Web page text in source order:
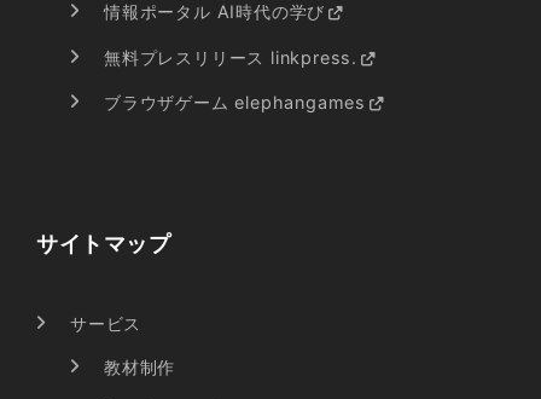
情報ポータル AI時代の学び
無料プレスリリース linkpress.
ブラウザゲーム elephangames
サイトマップ
サービス
教材制作